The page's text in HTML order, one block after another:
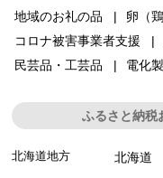
地域のお礼の品
卵（
コロナ被害事業者支援
民芸品・工芸品
電化
ふるさと納税
北海道地方 北海道